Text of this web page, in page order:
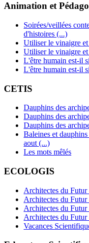
Animation et
Soirées/veillées
d'histoires (...)
Utiliser le vinaigre
Utiliser le vinaigre
L'être humain est-il
L'être humain est-il
CETIS
Dauphins des
Dauphins des
Dauphins des
Baleines et
aout (...)
Les mots mêlés
ECOLOGIS
Architectes du
Architectes du
Architectes du
Architectes du
Vacances